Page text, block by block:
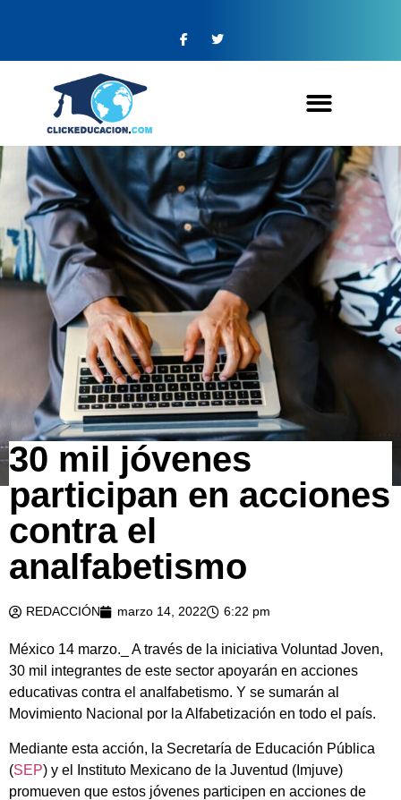
30 mil jóvenes
participan en acciones
contra el
analfabetismo
REDACCIÓN marzo 14, 2022 6:22 pm
México 14 marzo._ A través de la iniciativa Voluntad Joven,
30 mil integrantes de este sector apoyarán en acciones
educativas contra el analfabetismo. Y se sumarán al
Movimiento Nacional por la Alfabetización en todo el país.
Mediante esta acción, la Secretaría de Educación Pública
(SEP) y el Instituto Mexicano de la Juventud (Imjuve)
promueven que estos jóvenes participen en acciones de